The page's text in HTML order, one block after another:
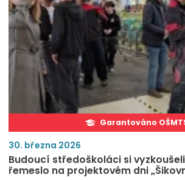
Garantováno
30. března 2026
Budoucí středoškoláci si
řemeslo na projektovém dni